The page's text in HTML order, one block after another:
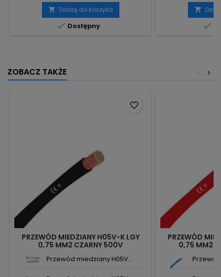
 Dodaj do koszyka
 Dostępny


ZOBACZ TAKŻE >
<
PRZEWÓD MIEDZIANY H05V-K LGY
0,75 MM2 CZARNY 500V
Przewód miedziany H05V...
favorite_border
PRZEWÓD
0,75 MM2